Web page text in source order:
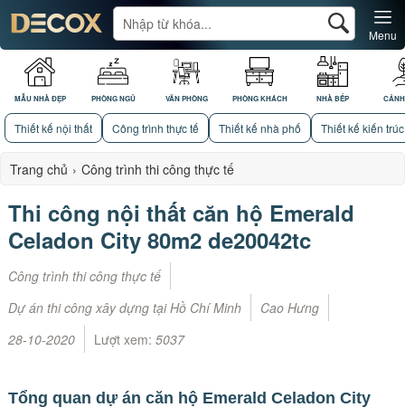
MẪU NHÀ ĐẸP PHÒNG NGỦ VĂN PHÒNG PHÒNG KHÁCH NHÀ BẾP
Menu
Thiết kế nội thất Công trình thực tế Thiết kế nhà phố Thiết kế kiến trúc
Trang chủ › Công trình thi công thực tế
Thi công nội thất căn hộ Emerald
Celadon City 80m2 de20042tc
Công trình thi công thực tế
Dự án thi công xây dựng tại Hồ Chí Minh
Cao Hưng
28-10-2020
Lượt xem: 5037
Tổng quan dự án căn hộ Emerald Celadon City